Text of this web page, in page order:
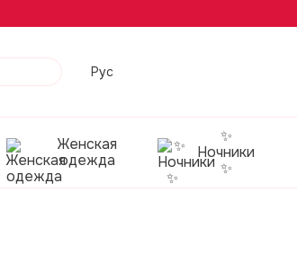
Рус
Женская
одежда
✨
Ночники
✨